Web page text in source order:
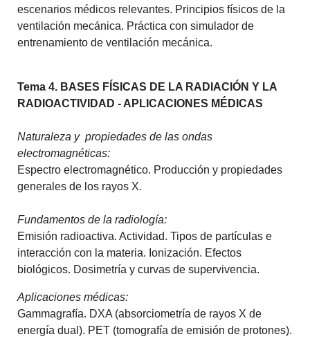
escenarios médicos relevantes. Principios físicos de la
ventilación mecánica. Práctica con simulador de
entrenamiento de ventilación mecánica.
Tema 4. BASES FÍSICAS DE LA RADIACIÓN Y LA
RADIOACTIVIDAD - APLICACIONES MÉDICAS
Naturaleza y propiedades de las ondas
electromagnéticas:
Espectro electromagnético. Producción y propiedades
generales de los rayos X.
Fundamentos de la radiología:
Emisión radioactiva. Actividad. Tipos de partículas e
interacción con la materia. Ionización. Efectos
biológicos. Dosimetría y curvas de supervivencia.
Aplicaciones médicas:
Gammagrafía. DXA (absorciometría de rayos X de
energía dual). PET (tomografía de emisión de protones).